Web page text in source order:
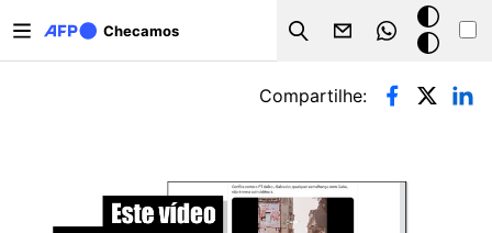
Checamos
Search
Modo
escuro
Abas primárias
Compartilhe: